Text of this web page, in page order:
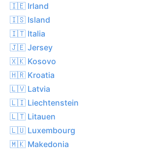
🇮🇪 Irland
🇮🇸 Island
🇮🇹 Italia
🇯🇪 Jersey
🇽🇰 Kosovo
🇭🇷 Kroatia
🇱🇻 Latvia
🇱🇮 Liechtenstein
🇱🇹 Litauen
🇱🇺 Luxembourg
🇲🇰 Makedonia